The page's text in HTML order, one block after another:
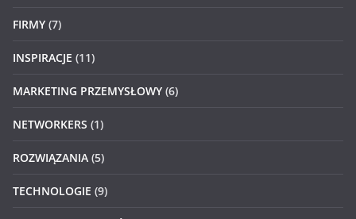
FIRMY (7)
INSPIRACJE (11)
MARKETING PRZEMYSŁOWY (6)
NETWORKERS (1)
ROZWIĄZANIA (5)
TECHNOLOGIE (9)